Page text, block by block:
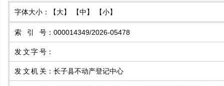
字体大小： 【大】 【中】 【小】
索引号 ： 000014349/2026-05478
发文字号 ：
发文机关 ： 长子县不动产登记中心